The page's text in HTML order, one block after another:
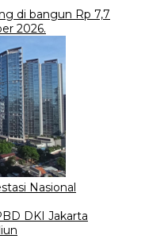
di bangun Rp 7,7
2026.
Nasional
DKI Jakarta